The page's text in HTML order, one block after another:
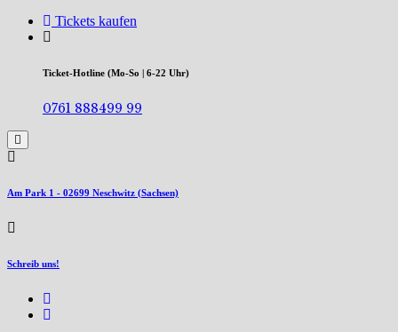
Tickets kaufen
Ticket-Hotline (Mo-So | 6-22 Uhr)
0761 888499 99
Am Park 1 - 02699 Neschwitz (Sachsen)
Schreib uns!